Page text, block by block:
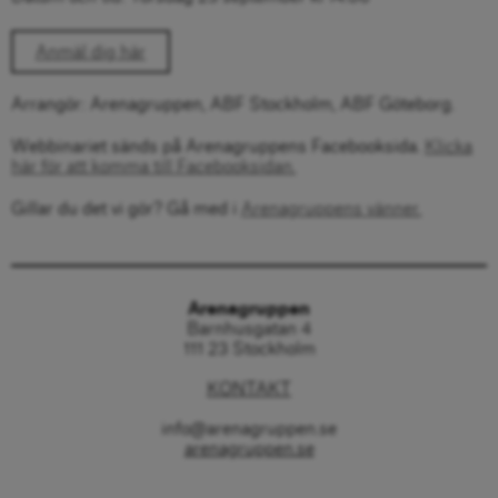
Anmäl dig här
Arrangör: Arenagruppen, ABF Stockholm, ABF Göteborg.
Webbinariet sänds på Arenagruppens Facebooksida.
Klicka
här för att komma till Facebooksidan.
Gillar du det vi gör? Gå med i Arenagruppens vänner.
Arenagruppen
Barnhusgatan 4
111 23 Stockholm
info@arenagruppen.se
arenagruppen.se